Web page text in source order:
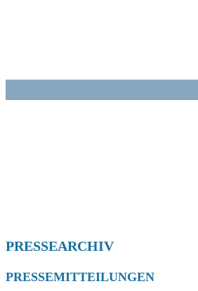
PRESSEARCHIV
PRESSEMITTEILUNGEN